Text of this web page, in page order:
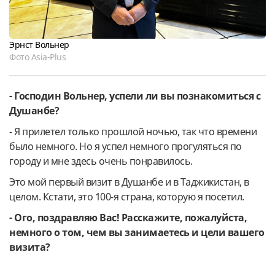
Эрнст Вольнер
Фото Asia-Plus
- Господин Вольнер, успели ли вы познакомиться с
Душанбе?
- Я прилетел только прошлой ночью, так что времени
было немного. Но я успел немного прогуляться по
городу и мне здесь очень понравилось.
Это мой первый визит в Душанбе и в Таджикистан, в
целом. Кстати, это 100-я страна, которую я посетил.
- Ого, поздравляю Вас! Расскажите, пожалуйста,
немного о том, чем вы занимаетесь и цели вашего
визита?